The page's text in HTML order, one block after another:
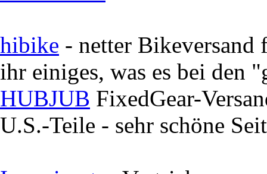
hibike - netter Bikeversand
ihr einiges, was es bei den
HUBJUB FixedGear-
U.S.-Teile - sehr schöne